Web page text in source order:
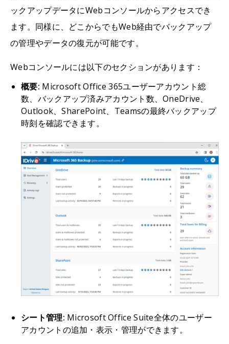
ックアップデータにWebコンソールからアクセスでき
ます。同様に、どこからでもWeb経由でバックアップ
の管理やデータの復元が可能です。
Webコンソールには以下のセクションがあります：
概要: Microsoft Office 365ユーザーアカウント総
数、バックアップ済みアカウント数、OneDrive、
Outlook、SharePoint、Teamsの最終バックアップ
時刻を確認できます。
シート管理: Microsoft Office Suite全体のユーザー
アカウントの追加・表示・管理ができます。